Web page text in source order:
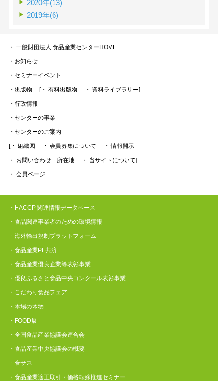
2020年(13)
2019年(6)
・ 一般財団法人 食品産業センターHOME
・お知らせ
・セミナーイベント
・出版物 [・ 有料出版物 ・ 資料ライブラリー]
・行政情報
・センターの事業
・センターのご案内
[・ 組織図 ・ 会員募集について ・ 情報開示
・ お問い合わせ・所在地 ・ 当サイトについて]
・ 会員ページ
・HACCP 関連情報データベース
・食品関連事業者のための環境情報
・海外輸出規制プラットフォーム
・食品産業PL共済
・食品産業優良企業等表彰事業
・優良ふるさと食品中央コンクール表彰事業
・こだわり食品フェア
・本場の本物
・FOOD展
・全国食品産業協議会連合会
・食品産業中央協議会の概要
・食サス
・食品産業適正取引・価格転嫁推進セミナー